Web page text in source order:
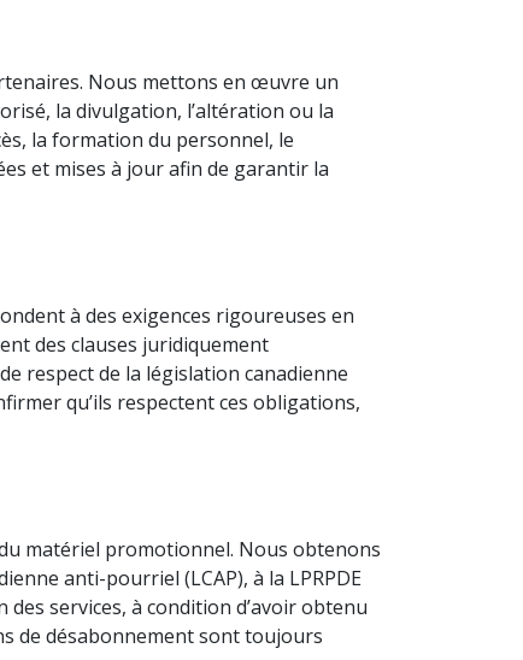
Nous mettons en œuvre un
la divulgation, l’altération ou la
la formation du personnel, le
et mises à jour afin de garantir la
à des exigences rigoureuses en
des clauses juridiquement
respect de la législation canadienne
qu’ils respectent ces obligations,
matériel promotionnel. Nous obtenons
anti-pourriel (LCAP), à la LPRPDE
services, à condition d’avoir obtenu
de désabonnement sont toujours